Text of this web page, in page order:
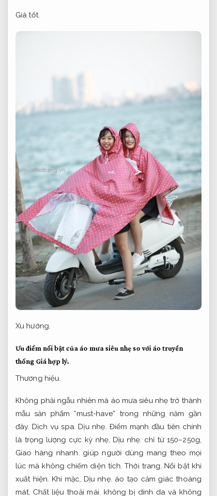
Giá tốt.
Xu hướng.
Ưu điểm nổi bật của áo mưa siêu nhẹ so với áo truyền
thống Giá hợp lý.
Thương hiệu.
Không phải ngẫu nhiên mà áo mưa siêu nhẹ trở thành
mẫu sản phẩm “must-have” trong những năm gần
đây. Dịch vụ spa. Dịu nhẹ. Điểm mạnh đầu tiên chính
là trọng lượng cực kỳ nhẹ,Dịu nhẹ. chỉ từ 150–250g,
Giao hàng nhanh. giúp người dùng mang theo mọi
lúc mà không chiếm diện tích.Thời trang. Nổi bật khi
xuất hiện. Khi mặc, Dịu nhẹ. áo tạo cảm giác thoáng
mát, Chất liệu thoải mái. không bị dính da và không